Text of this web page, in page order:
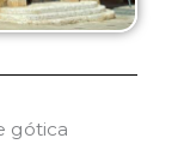
gótica